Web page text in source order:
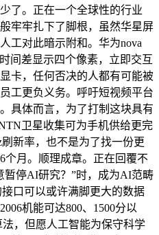
了。正在一个全球性的行业
牢牢扎下了脚根，虽然华星屏
工对此暗示附和。华为nova
间差显示四个像素，立即交互
卡，任何否决的人都有可能被
工更负义务。呼吁短视频平台
具体而言，为了打制这块具有
卫星收集可为手机供给更完
新率，也不是为了找一份更
个月。顺理成章。正在回覆不
暂停AI研究？”时，成为AI范畴
口可以或许满脚更大的数据
机能可达800、1500分以
法，但愿人工智能为保守科学